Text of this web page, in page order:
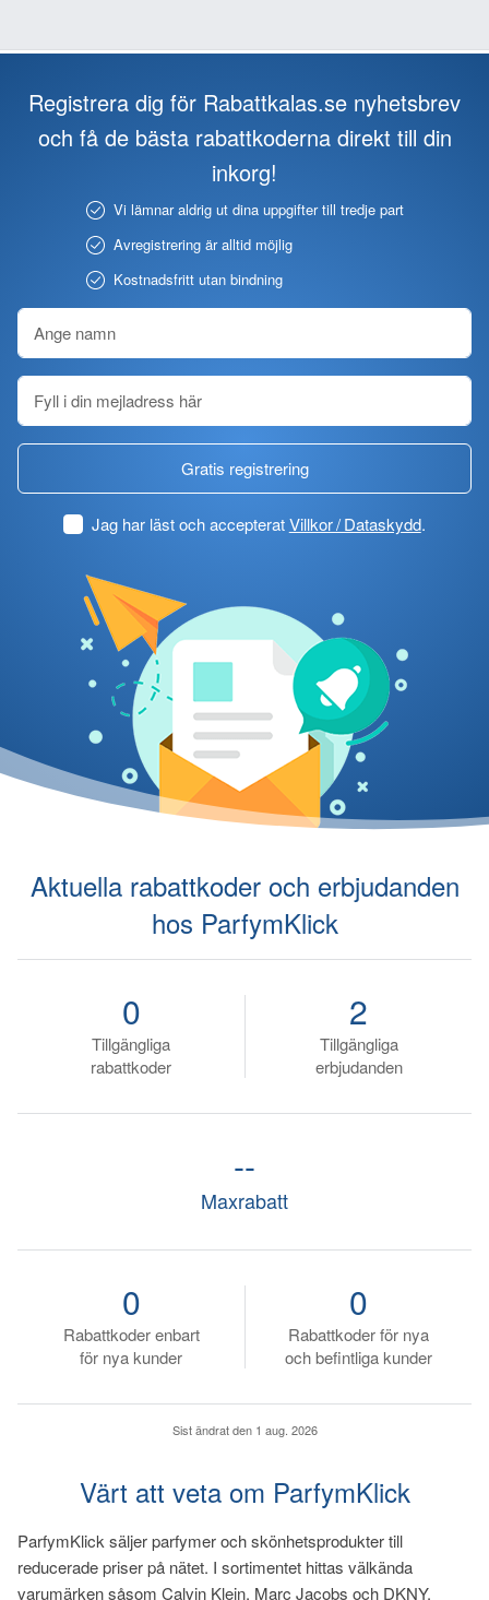
Registrera dig för Rabattkalas.se nyhetsbrev
och få de bästa rabattkoderna direkt till din
inkorg!
Vi lämnar aldrig ut dina uppgifter till tredje part
Avregistrering är alltid möjlig
Kostnadsfritt utan bindning
Gratis registrering
Jag har läst och accepteratVillkor / Dataskydd.
Aktuella rabattkoder och erbjudanden
hos ParfymKlick
Tillgängliga
rabattkoder
0
Tillgängliga
erbjudanden
2
Maxrabatt
--
Rabattkoder enbart
för nya kunder
0
Rabattkoder för nya
och befintliga kunder
0
Sist ändrat den 1 aug. 2026
Värt att veta om ParfymKlick
ParfymKlick säljer parfymer och skönhetsprodukter till
reducerade priser på nätet. I sortimentet hittas välkända
varumärken såsom Calvin Klein, Marc Jacobs och DKNY.